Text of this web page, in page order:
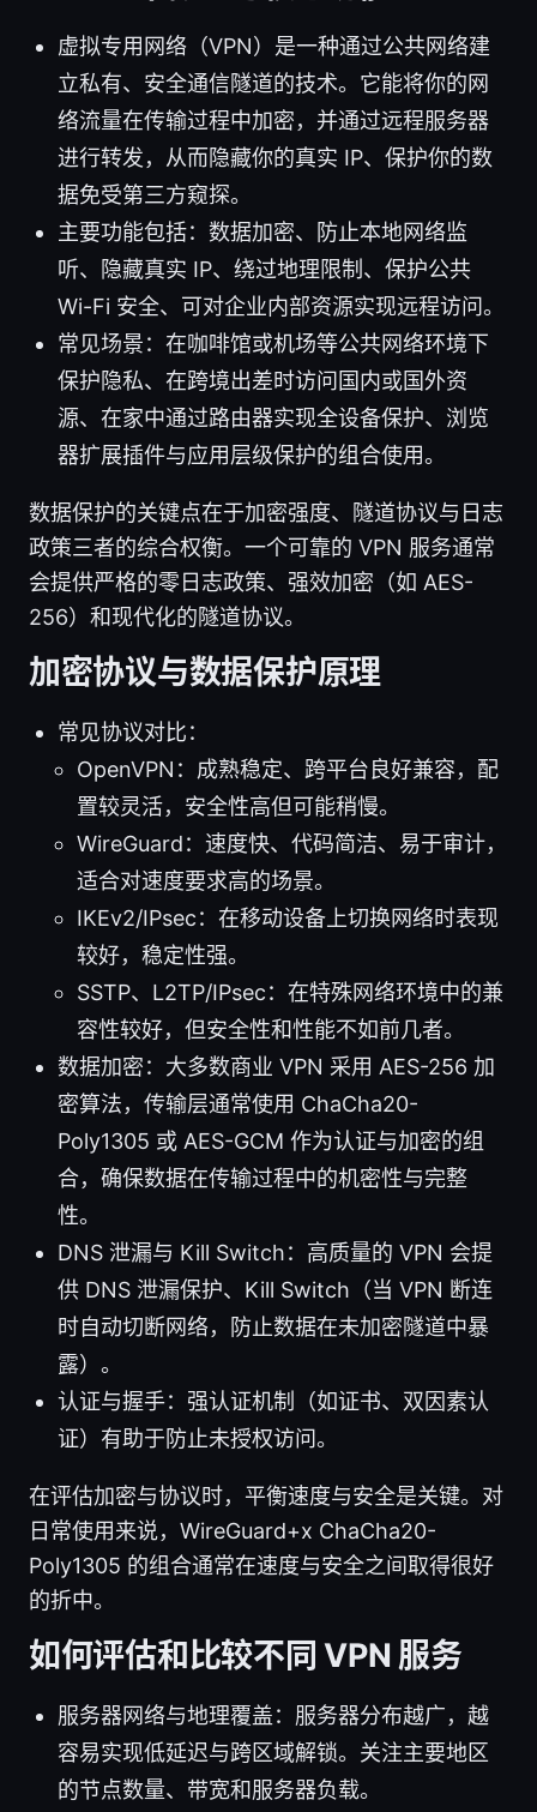
虚拟专用网络（VPN）是一种通过公共网络建
立私有、安全通信隧道的技术。它能将你的网
络流量在传输过程中加密，并通过远程服务器
进行转发，从而隐藏你的真实 IP、保护你的数
据免受第三方窥探。
主要功能包括：数据加密、防止本地网络监
听、隐藏真实 IP、绕过地理限制、保护公共
Wi-Fi 安全、可对企业内部资源实现远程访问。
常见场景：在咖啡馆或机场等公共网络环境下
保护隐私、在跨境出差时访问国内或国外资
源、在家中通过路由器实现全设备保护、浏览
器扩展插件与应用层级保护的组合使用。
数据保护的关键点在于加密强度、隧道协议与日志
政策三者的综合权衡。一个可靠的 VPN 服务通常
会提供严格的零日志政策、强效加密（如 AES-
256）和现代化的隧道协议。
加密协议与数据保护原理
常见协议对比：
OpenVPN：成熟稳定、跨平台良好兼容，配
置较灵活，安全性高但可能稍慢。
WireGuard：速度快、代码简洁、易于审计，
适合对速度要求高的场景。
IKEv2/IPsec：在移动设备上切换网络时表现
较好，稳定性强。
SSTP、L2TP/IPsec：在特殊网络环境中的兼
容性较好，但安全性和性能不如前几者。
数据加密：大多数商业 VPN 采用 AES-256 加
密算法，传输层通常使用 ChaCha20-
Poly1305 或 AES-GCM 作为认证与加密的组
合，确保数据在传输过程中的机密性与完整
性。
DNS 泄漏与 Kill Switch：高质量的 VPN 会提
供 DNS 泄漏保护、Kill Switch（当 VPN 断连
时自动切断网络，防止数据在未加密隧道中暴
露）。
认证与握手：强认证机制（如证书、双因素认
证）有助于防止未授权访问。
在评估加密与协议时，平衡速度与安全是关键。对
日常使用来说，WireGuard+x ChaCha20-
Poly1305 的组合通常在速度与安全之间取得很好
的折中。
如何评估和比较不同 VPN 服务
服务器网络与地理覆盖：服务器分布越广，越
容易实现低延迟与跨区域解锁。关注主要地区
的节点数量、带宽和服务器负载。